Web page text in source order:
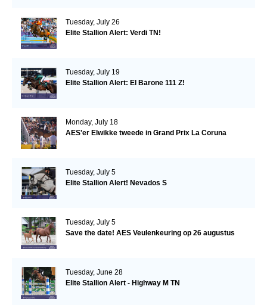
Tuesday, July 26
Elite Stallion Alert: Verdi TN!
Tuesday, July 19
Elite Stallion Alert: El Barone 111 Z!
Monday, July 18
AES'er Elwikke tweede in Grand Prix La Coruna
Tuesday, July 5
Elite Stallion Alert! Nevados S
Tuesday, July 5
Save the date! AES Veulenkeuring op 26 augustus
Tuesday, June 28
Elite Stallion Alert - Highway M TN